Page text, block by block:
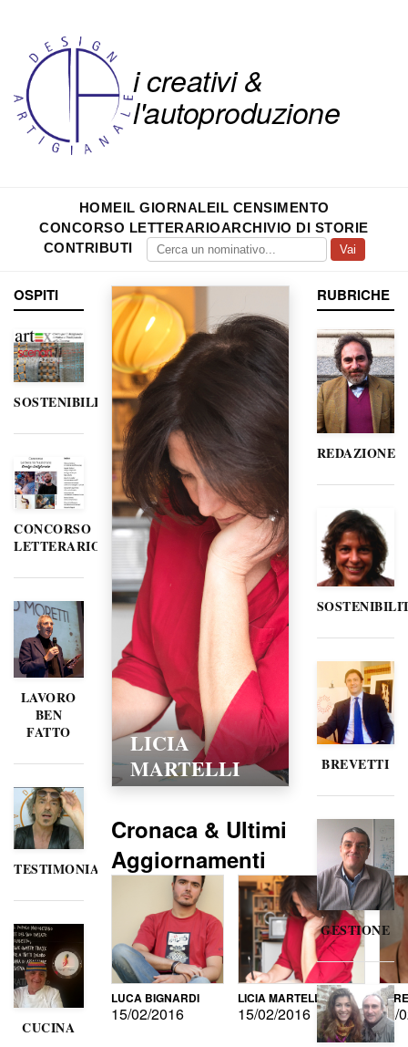
i creativi &
l'autoproduzione
HOMEIL GIORNALEIL CENSIMENTO
CONCORSO LETTERARIOARCHIVIO DI STORIE
CONTRIBUTI
Vai
OSPITI
SOSTENIBILITÀ
CONCORSO
LETTERARIO
LAVORO
BEN
FATTO
TESTIMONIANZE
CUCINA
LICIA
MARTELLI
Cronaca & Ultimi
Aggiornamenti
LUCA BIGNARDI
15/02/2016
LICIA MARTELLI
15/02/2016 15/
RUBRICHE
REDAZIONE
BREVETTI
GESTIONE